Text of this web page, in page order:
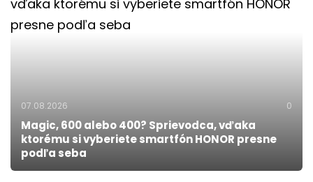
07.08.2026 0
Magic, 600 alebo 400? Sprievodca, vďaka
ktorému si vyberiete smartfón HONOR presne
podľa seba